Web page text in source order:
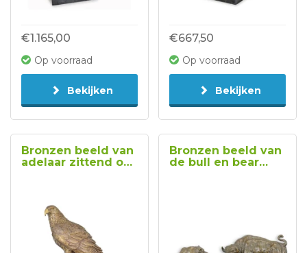
€1.165,00
Op voorraad
Bekijken
€667,50
Op voorraad
Bekijken
Bronzen beeld van
adelaar zittend op
Bronzen beeld van
de bull en bear